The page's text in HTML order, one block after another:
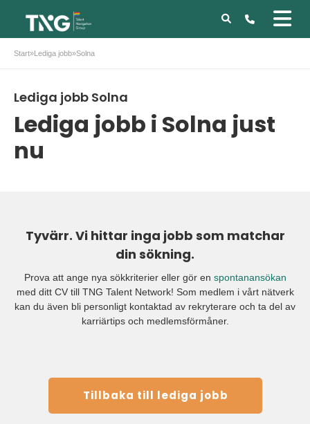
Start»Lediga jobb»Solna
Lediga jobb Solna
Lediga jobb i Solna just
nu
Tyvärr. Vi hittar inga jobb som matchar
din sökning.
Prova att ange nya sökkriterier eller gör en spontanansökan
med ditt CV till TNG Talent Network! Som medlem i vårt nätverk
kan du även bli personligt kontaktad av rekryterare och ta del av
karriärtips och medlemsförmåner.
Tillbaka till lediga jobb